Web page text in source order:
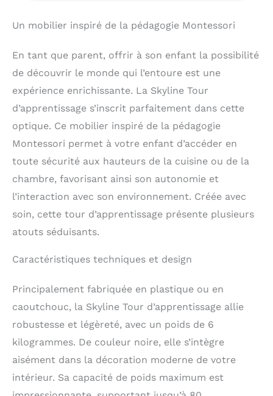
À partir de la
déjeuner, jusqu’au
lavage de la vaisselle ou
la cuisson, la tour
d'apprentissage
transforme les tâches
expériences heureuses
et en jeu pour les
enfants. Grâce à son
trois niveaux adaptés à
la taille de l’enfant et à
supplémentaire sous
d'apprentissage Skyline
souci aux petits
découvreurs. La
protection solide de la
plateforme avec une vis
supplémentaire. La tour
d'apprentissage est
excellente pour les
Un mobilier inspiré de la pédagogie Montessori
En tant que parent, offrir à son enfant la possibilité
de découvrir le monde qui l’entoure est une
expérience enrichissante. La Skyline Tour
d’apprentissage s’inscrit parfaitement dans cette
optique. Ce mobilier inspiré de la pédagogie
Montessori permet à votre enfant d’accéder en
toute sécurité aux hauteurs de la cuisine ou de la
chambre, favorisant ainsi son autonomie et
l’interaction avec son environnement. Créée avec
soin, cette tour d’apprentissage présente plusieurs
atouts séduisants.
Caractéristiques techniques et design
Principalement fabriquée en plastique ou en
caoutchouc, la Skyline Tour d’apprentissage allie
robustesse et légèreté, avec un poids de 6
kilogrammes. De couleur noire, elle s’intègre
aisément dans la décoration moderne de votre
intérieur. Sa capacité de poids maximum est